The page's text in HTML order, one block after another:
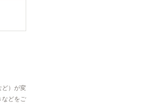
ど）が変
などをご